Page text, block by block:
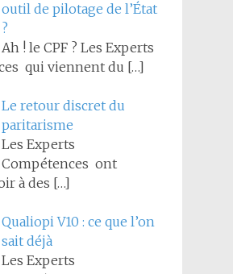
outil de pilotage de l’État
?
Ah ! le CPF ? Les Experts
qui viennent du […]
Le retour discret du
paritarisme
Les Experts
Compétences ont
à des […]
Qualiopi V10 : ce que l’on
sait déjà
Les Experts